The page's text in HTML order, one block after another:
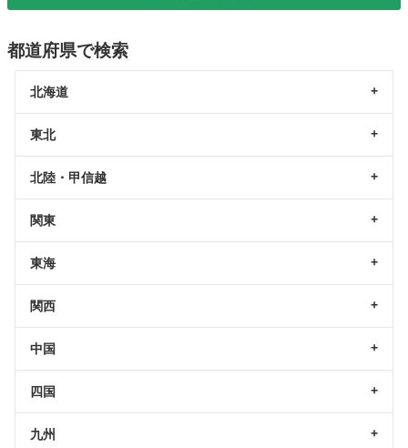
都道府県で検索
北海道
東北
北陸・甲信越
関東
東海
関西
中国
四国
九州